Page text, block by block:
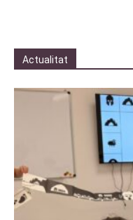
Actualitat